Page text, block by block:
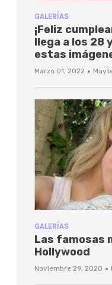
GALERÍAS
¡Feliz
llega a los 28
estas
Marzo 01, 2022 ·
GALERÍAS
Las famosas
Hollywood
Noviembre 29, 2020 ·